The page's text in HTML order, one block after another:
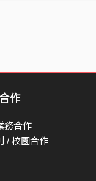
作
務合作
/ 校園合作